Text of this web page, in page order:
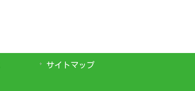
サイトマップ